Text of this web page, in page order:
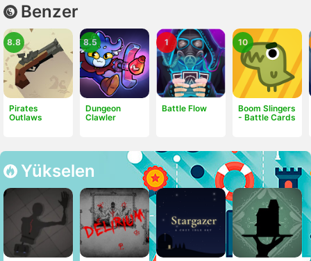
Benzer
Pirates
Outlaws
8.8
Dungeon
Clawler
8.5
Battle Flow
1
Boom Slingers
- Battle Cards
10
Yükselen